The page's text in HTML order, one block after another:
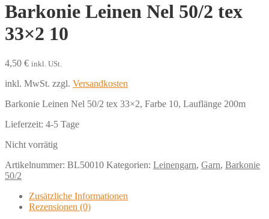
Barkonie Leinen Nel 50/2 tex
33×2 10
4,50 € inkl. USt.
inkl. MwSt. zzgl. Versandkosten
Barkonie Leinen Nel 50/2 tex 33×2, Farbe 10, Lauflänge 200m
Lieferzeit: 4-5 Tage
Nicht vorrätig
Artikelnummer: BL50010 Kategorien: Leinengarn, Garn, Barkonie
50/2
Zusätzliche Informationen
Rezensionen (0)